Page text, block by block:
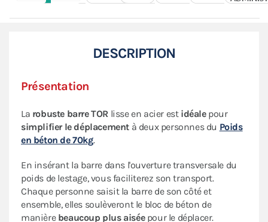
DESCRIPTION
Présentation
La robuste barre TOR lisse en acier est idéalepour
simplifier le déplacement à deux personnes du Poids
en béton de 70kg.
En insérant la barre dans l'ouverture transversale du
poids de lestage, vous faciliterez son transport.
Chaque personne saisit la barre de son côté et
ensemble, elles soulèveront le bloc de béton de
manière beaucoup plus aiséepour le déplacer.